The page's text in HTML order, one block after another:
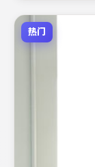
热门